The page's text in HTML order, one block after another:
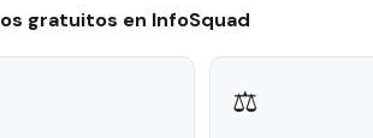
gratuitos en InfoSquad
⚖